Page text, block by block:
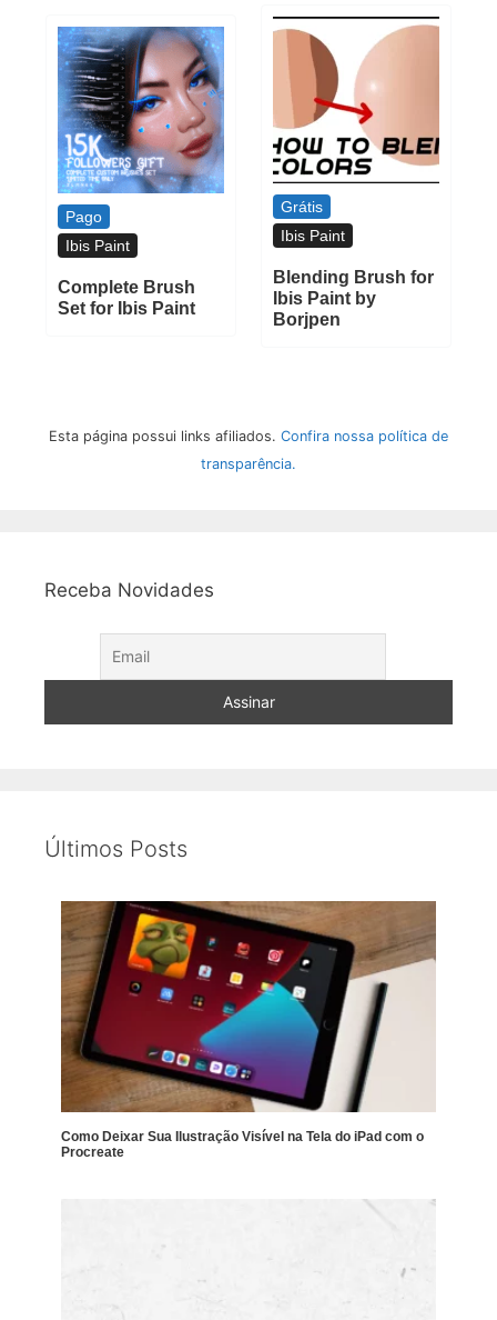
Pago
Ibis Paint
Complete Brush
Set for Ibis Paint
Grátis
Ibis Paint
Blending Brush for
Ibis Paint by
Borjpen
Esta página possui links afiliados. Confira nossa política de
transparência.
Receba Novidades
Últimos Posts
Como Deixar Sua Ilustração Visível na Tela do iPad com o
Procreate